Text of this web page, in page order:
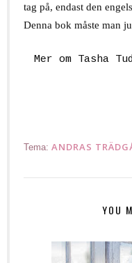
tag på, endast den
Denna bok måste man
Mer om Tasha
Tema: ANDRAS
YOU